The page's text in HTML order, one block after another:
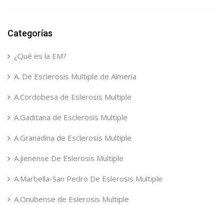
Categorías
¿Qué es la EM?
A. De Esclerosis Multiple de Almeria
A.Cordobesa de Eslerosis Multiple
A.Gaditana de Esclerosis Multiple
A.Granadina de Esclerosis Multiple
A.Jienense De Eslerosis Multiple
A.Marbella-San Pedro De Eslerosis Multiple
A.Onubense de Eslerosis Multiple